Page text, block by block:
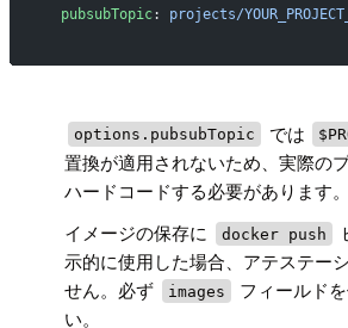
  pubsubTopic
: projects/
options.pubsubTopic では
置換が適用されないため、実際の
ハードコードする必要があります。
イメージの保存に
docker push
示的に使用した場合、アテステー
せん。必ず
images
フィールド
い。